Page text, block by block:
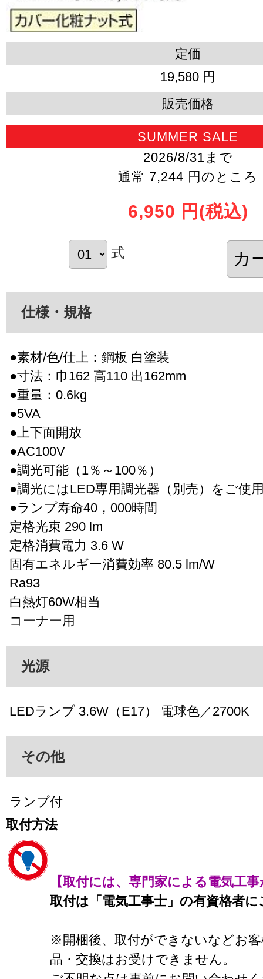
定価
19,580 円
販売価格
SUMMER SALE
2026/8/31まで
通常 7,244 円のところ
6,950 円 (税込)
式
仕様・規格
●素材/色/仕上：鋼板 白塗装
●寸法：巾162 高110 出162mm
●重量：0.6kg
●5VA
●上下面開放
●AC100V
●調光可能（1％～100％）
●調光にはLED専用調光器（別売）をご使
●ランプ寿命40，000時間
定格光束 290 lm
定格消費電力 3.6 W
固有エネルギー消費効率 80.5 lm/W
Ra93
白熱灯60W相当
コーナー用
光源
LEDランプ 3.6W（E17） 電球色／2700K
その他
ランプ付
取付方法
【取付には、専門家による電気工
取付は「電気工事士」の有資格者
※開梱後、取付ができないなどお
品・交換はお受けできません。